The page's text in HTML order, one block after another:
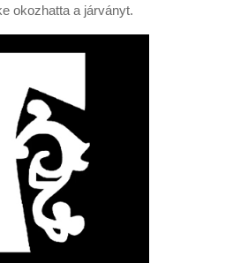
okozhatta a járványt.